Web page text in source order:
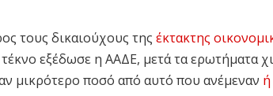
τους δικαιούχους της έκτακτης
εξέδωσε η ΑΑΔΕ, μετά τα ερωτήματα
μικρότερο ποσό από αυτό που ανέμεναν